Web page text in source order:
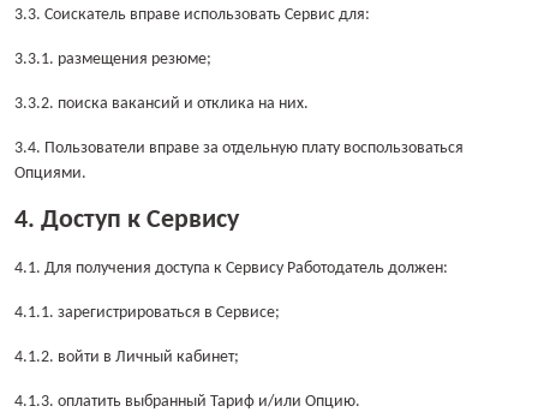
3.3. Соискатель вправе использовать Сервис для:
3.3.1. размещения резюме;
3.3.2. поиска вакансий и отклика на них.
3.4. Пользователи вправе за отдельную плату воспользоваться
Опциями.
4. Доступ к Сервису
4.1. Для получения доступа к Сервису Работодатель должен:
4.1.1. зарегистрироваться в Сервисе;
4.1.2. войти в Личный кабинет;
4.1.3. оплатить выбранный Тариф и/или Опцию.